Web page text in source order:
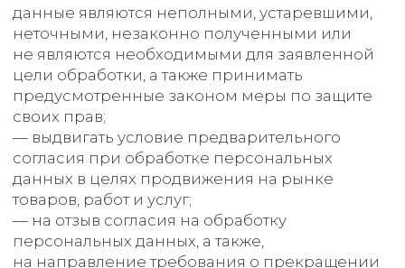
фамилия, имя, отчество
электронный адрес
номера телефонов
Правовые основания
уставные (учредительные) документы
Оператора
Сбор, запись, систематизация, накопление,
хранение, уничтожение и обезличивание
персональных данных
Отправка информационных писем
на адрес электронной почты
7. Условия обработки
персональных данных
7.1. Обработка персональных данных
осуществляется с согласия субъекта